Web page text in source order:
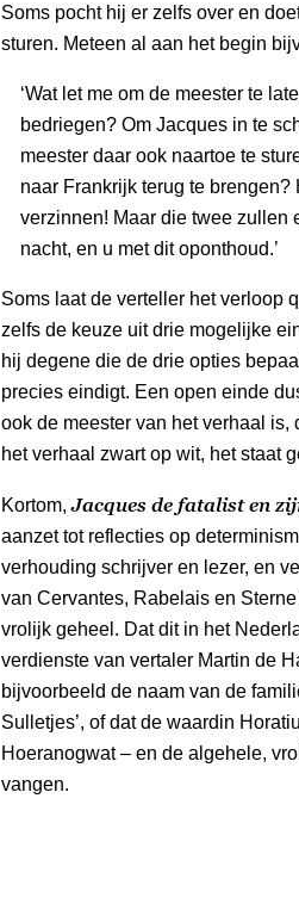
Soms pocht hij er zelfs over en
sturen. Meteen al aan het begin
‘Wat let me om de meester te
bedriegen? Om Jacques in te
meester daar ook naartoe te
naar Frankrijk terug te
verzinnen! Maar die twee zullen
nacht, en u met dit oponthoud.’
Soms laat de verteller het verloop
zelfs de keuze uit drie mogelijke
hij degene die de drie opties
precies eindigt. Een open einde
ook de meester van het verhaal
het verhaal zwart op wit, het staat
Kortom,Jacques de fatalist en
aanzet tot reflecties op
verhouding schrijver en lezer, en
van Cervantes, Rabelais en
vrolijk geheel. Dat dit in het
verdienste van vertaler Martin de
bijvoorbeeld de naam van de
Sulletjes’, of dat de waardin
Hoeranogwat – en de algehele,
vangen.